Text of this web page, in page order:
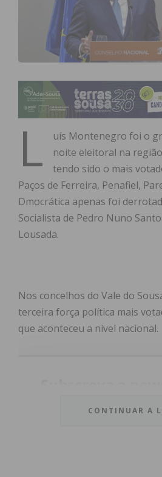
L
uís Montenegro foi o
noite eleitoral na
tendo sido o mais
Paços de Ferreira, Penafiel,
Dmocrática apenas foi
Socialista de Pedro Nuno
Lousada.
Nos concelhos do Vale do
terceira força política mais
que aconteceu a nível nacional.
CONTINUAR A